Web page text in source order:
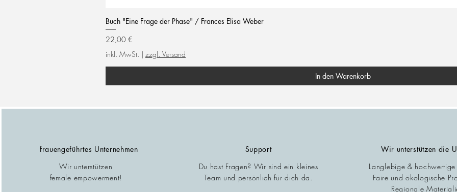
Buch "Eine Frage der Phase" / Frances Elisa Weber
Preis
22,00 €
inkl. MwSt. | zzgl. Versand
In den Warenkorb
frauengeführtes Unternehmen
Wir unterstützen
female empowerment!
Support
Du hast Fragen? Wir sind ein kleines
Team und persönlich für dich da.
Wir unterstützen die
Langlebige &
Faire und ökologische
Regionale